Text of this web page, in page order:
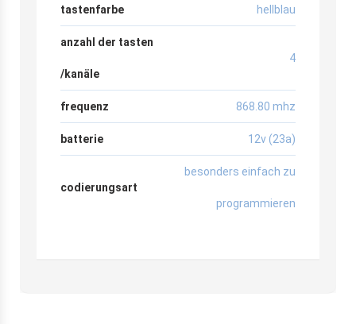
tastenfarbe hellblau
anzahl der tasten
/kanäle
4
frequenz 868.80 mhz
batterie 12v (23a)
codierungsart
besonders einfach zu
programmieren